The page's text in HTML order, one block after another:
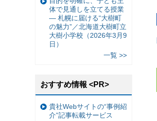
体で見通しを立てる授業
— 札幌に届ける“大樹町
の魅力”／北海道大樹町立
大樹小学校（2026年3月9
日）
一覧 >>
おすすめ情報 <PR>
貴社Webサイトの“事例紹
介”記事転載サービス